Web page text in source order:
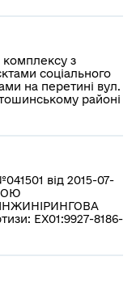
комплексу з
соціального
на перетині вул.
районі
від 2015-07-
EX01:9927-8186-